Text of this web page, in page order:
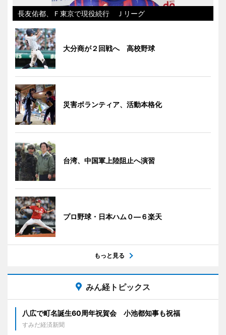
長友佑都、Ｆ東京で現役続行 Ｊリーグ
大分商が２回戦へ 高校野球
災害ボランティア、活動本格化
台湾、中国軍上陸阻止へ演習
プロ野球・日本ハム０―６楽天
もっと見る
みん経トピックス
八広で町名誕生60周年祝賀会 小池都知事も祝福
すみだ経済新聞